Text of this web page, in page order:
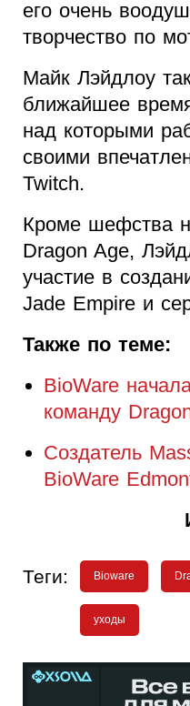
его очень
творчество по
Майк Лэйдлоу
ближайшее
над которыми
своими
Twitch.
Кроме шефства
Dragon Age,
участие в
Jade Empire и
Также по теме:
BioWare
команду
Создатель
BioWare
Теги: Bioware
уходы